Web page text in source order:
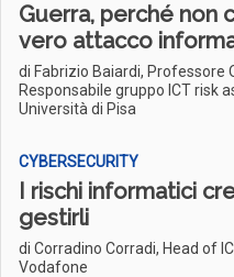
Guerra, perché non
vero attacco
di Fabrizio Baiardi, Professore
Responsabile gruppo ICT risk
Università di Pisa
CYBERSECURITY
I rischi informatici
gestirli
di Corradino Corradi, Head of
Vodafone